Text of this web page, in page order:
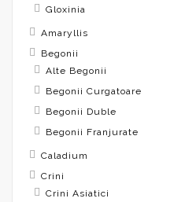
Gloxinia
Amaryllis
Begonii
Alte Begonii
Begonii Curgatoare
Begonii Duble
Begonii Franjurate
Caladium
Crini
Crini Asiatici